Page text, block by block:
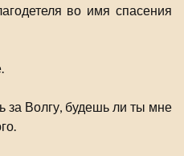
во имя спасения
Волгу, будешь ли ты мне